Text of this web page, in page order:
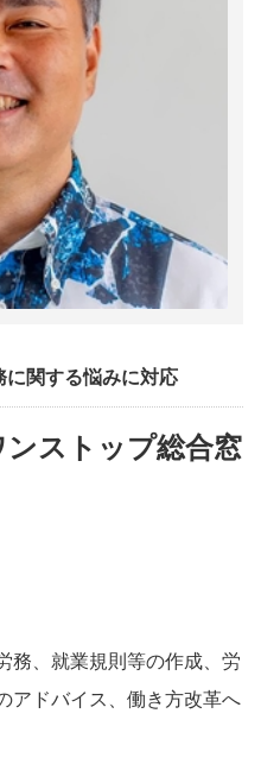
に関する悩みに対応
ストップ総合窓
務、就業規則等の作成、労
アドバイス、働き方改革へ